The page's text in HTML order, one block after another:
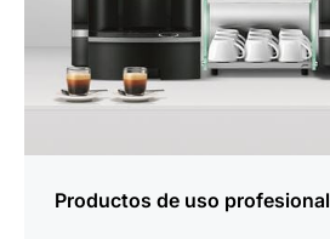
Productos de uso profesional